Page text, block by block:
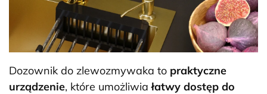
Dozownik do zlewozmywaka to praktyczne
urządzenie, które umożliwiałatwy dostęp do